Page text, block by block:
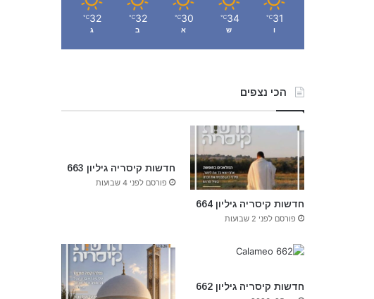
31
℃
ו
34
℃
ש
30
℃
א
32
℃
ב
32
℃
ג
הכי נצפים
חדשות קיסריה גיליון 664
פורסם לפני 2 שבועות
חדשות קיסריה גיליון 663
פורסם לפני 4 שבועות
חדשות קיסריה גיליון 662